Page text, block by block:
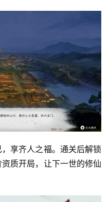
享齐人之福。通关后解锁
质开局，让下一世的修仙